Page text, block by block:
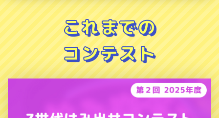
これまでの
コンテスト